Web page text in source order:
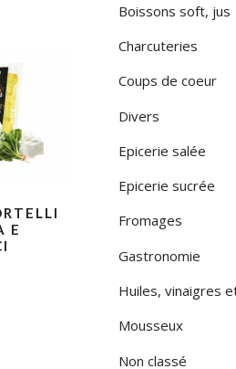
ET RIZ
SAUCES
VINI DI LOMBARDIA
VINI DI TOSCANA
VINI PIEMONTE
E
Boissons soft, jus
Charcuteries
Coups de coeur
Divers
Epicerie salée
Epicerie sucrée
Fromages
Gastronomie
Huiles, vinaigres
Mousseux
Non classé